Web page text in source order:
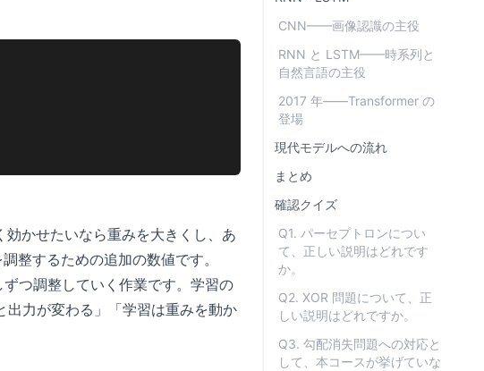
かせたいなら重みを大きくし、あ
整するための追加の数値です。
つ調整していく作業です。学習の
力が変わる」「学習は重みを動か
CNN——画像認識の主役
RNN と LSTM——時系列と
自然言語の主役
2017 年——Transformer の
登場
現代モデルへの流れ
まとめ
確認クイズ
Q1. パーセプトロンについ
て、正しい説明はどれです
か。
Q2. XOR 問題について、正
しい説明はどれですか。
Q3. 勾配消失問題への対応と
して、本コースが挙げていな